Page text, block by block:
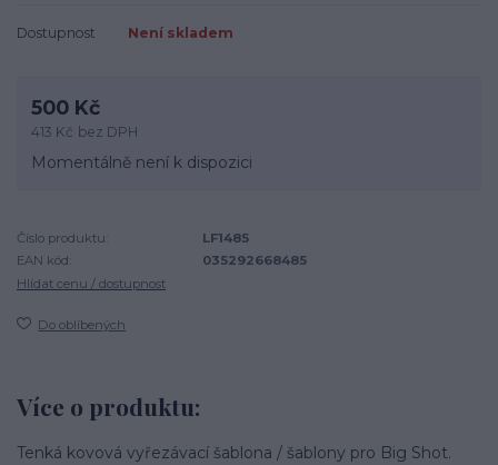
Dostupnost Není skladem
500 Kč
413 Kč bez DPH
Momentálně není k dispozici
Číslo produktu:
LF1485
EAN kód:
035292668485
Hlídat cenu / dostupnost
Do oblíbených
Více o produktu:
Tenká kovová vyřezávací šablona / šablony pro Big Shot.